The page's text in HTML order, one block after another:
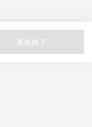
募集終了